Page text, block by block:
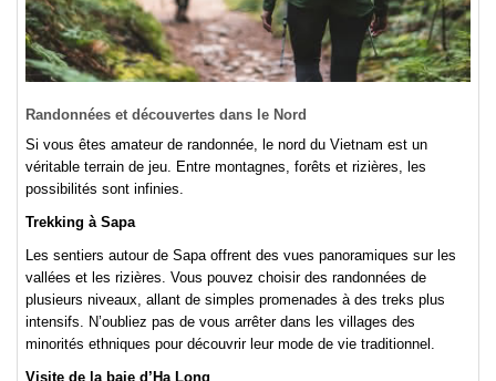
Randonnées et découvertes dans le Nord
Si vous êtes amateur de randonnée, le nord du Vietnam est un
véritable terrain de jeu. Entre montagnes, forêts et rizières, les
possibilités sont infinies.
Trekking à Sapa
Les sentiers autour de Sapa offrent des vues panoramiques sur les
vallées et les rizières. Vous pouvez choisir des randonnées de
plusieurs niveaux, allant de simples promenades à des treks plus
intensifs. N’oubliez pas de vous arrêter dans les villages des
minorités ethniques pour découvrir leur mode de vie traditionnel.
Visite de la baie d’Ha Long